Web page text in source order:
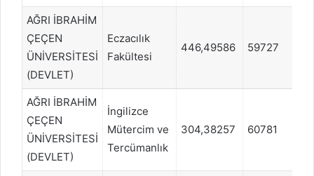
AĞRI İBRAHİM
ÇEÇEN
ÜNİVERSİTESİ
(DEVLET)
Eczacılık
Fakültesi
446,49586 59727
AĞRI İBRAHİM
ÇEÇEN
ÜNİVERSİTESİ
(DEVLET)
İngilizce
Mütercim ve
Tercümanlık
304,38257 60781